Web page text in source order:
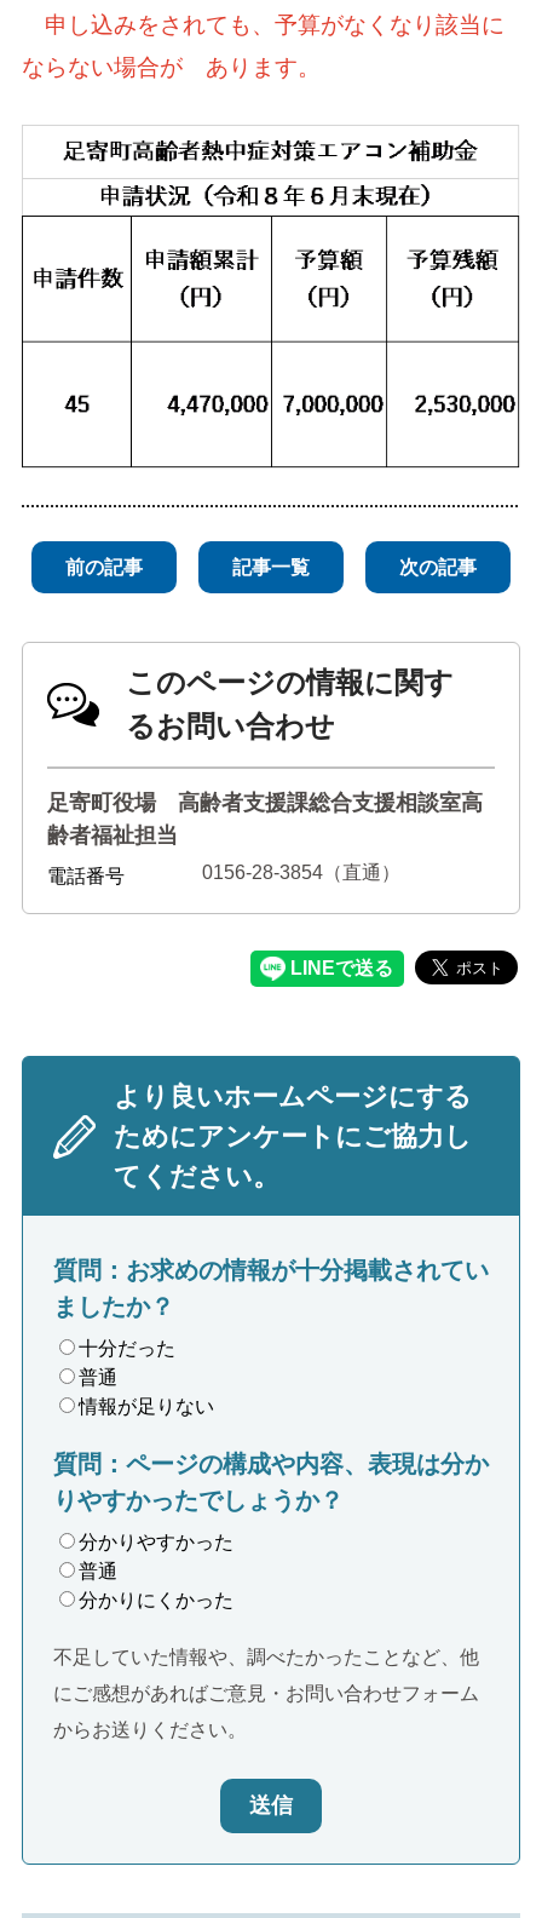
申し込みをされても、予算がなくなり該当に
ならない場合があります。
前の記事 記事一覧 次の記事
このページの情報に関す
るお問い合わせ
足寄町役場 高齢者支援課総合支援相談室高
齢者福祉担当
電話番号 0156-28-3854（直通）
より良いホームページにする
ためにアンケートにご協力し
てください。
質問：お求めの情報が十分掲載されてい
ましたか？
十分だった
普通
情報が足りない
質問：ページの構成や内容、表現は分か
りやすかったでしょうか？
分かりやすかった
普通
分かりにくかった
不足していた情報や、調べたかったことなど、他
にご感想があればご意見・お問い合わせフォーム
からお送りください。
送信